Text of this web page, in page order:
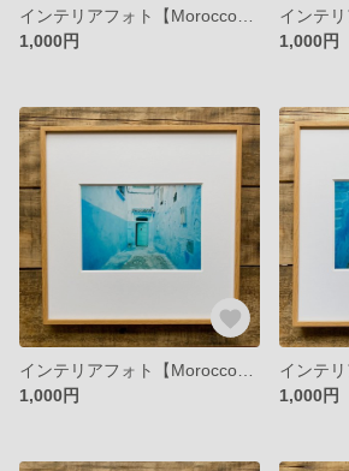
1,000円
1,000円
1,000円
1,000円